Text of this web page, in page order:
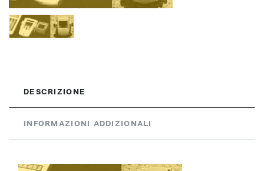
DESCRIZIONE
INFORMAZIONI ADDIZIONALI